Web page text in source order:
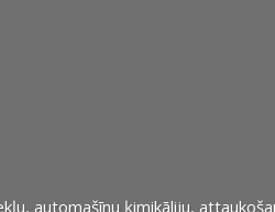
automašīnu ķimikāliju,